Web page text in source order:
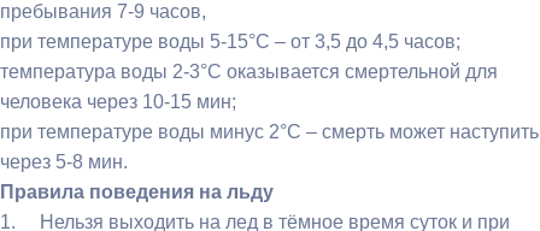
пребывания 7-9 часов,
при температуре воды 5-15°С – от 3,5 до 4,5 часов;
температура воды 2-3°С оказывается смертельной для
человека через 10-15 мин;
при температуре воды минус 2°С – смерть может наступить
через 5-8 мин.
Правила поведения на льду
1. Нельзя выходить на лед в тёмное время суток и при